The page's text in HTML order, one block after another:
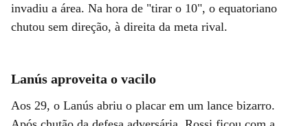
invadiu a área. Na hora de "tirar o 10", o equatoriano
chutou sem direção, à direita da meta rival.
Lanús aproveita o vacilo
Aos 29, o Lanús abriu o placar em um lance bizarro.